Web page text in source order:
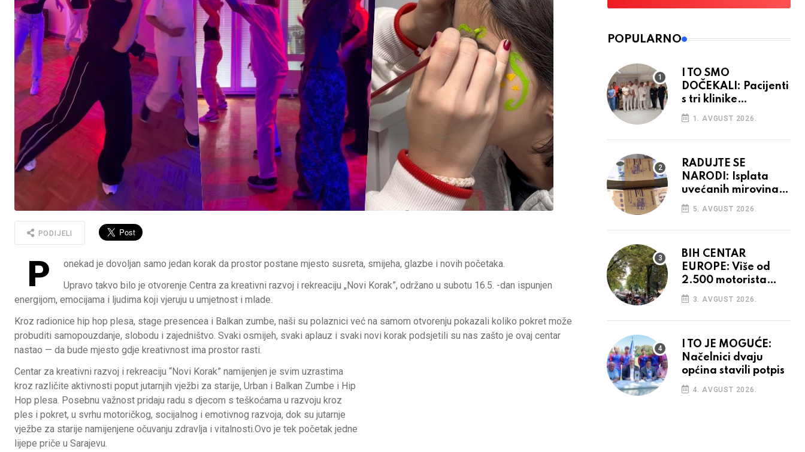
PODIJELI
P
onekad je dovoljan samo jedan korak da prostor postane mjesto susreta, smijeha, glazbe i novih početaka.
Upravo takvo bilo je otvorenje Centra za kreativni razvoj i rekreaciju „Novi Korak”, održano u subotu 16.5. -dan ispunjen
energijom, emocijama i ljudima koji vjeruju u umjetnost i mlade.
Kroz radionice hip hop plesa, stage presencea i Balkan zumbe, naši su polaznici već na samom otvorenju pokazali koliko pokret može
probuditi samopouzdanje, slobodu i zajedništvo. Svaki osmijeh, svaki aplauz i svaki novi korak podsjetili su nas zašto je ovaj centar
nastao — da bude mjesto gdje kreativnost ima prostor rasti.
Centar za kreativni razvoj i rekreaciju “Novi Korak” namijenjen je svim uzrastima
kroz različite aktivnosti poput jutarnjih vježbi za starije, Urban i Balkan Zumbe i Hip
Hop plesa. Posebnu važnost pridaju radu s djecom s teškoćama u razvoju kroz
ples i pokret, u svrhu motoričkog, socijalnog i emotivnog razvoja, dok su jutarnje
vježbe za starije namijenjene očuvanju zdravlja i vitalnosti.Ovo je tek početak jedne
lijepe priče u Sarajevu.
POPULARNO
I TO SMO
DOČEKALI: Pacijenti
s tri klinike
preseljeni u nove
prostore
1. AVGUST 2026.
RADUJTE SE
NARODI: Isplata
uvećanih mirovina
krenula, mogle bi
opet rasti
5. AVGUST 2026.
BIH CENTAR
EUROPE: Više od
2.500 motorista
defiliralo gradom
3. AVGUST 2026.
I TO JE MOGUĆE:
Načelnici dvaju
općina stavili potpis
4. AVGUST 2026.